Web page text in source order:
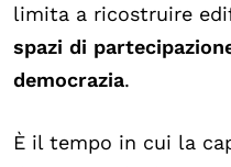
limita a ricostruire
spazi di
democrazia.
È il tempo in cui la